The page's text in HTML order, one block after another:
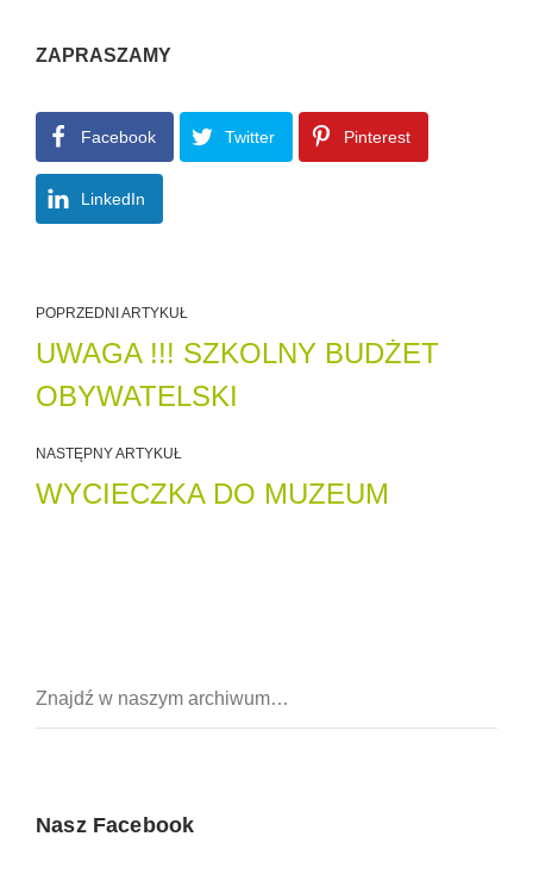
ZAPRASZAMY
Facebook Twitter Pinterest
LinkedIn
POPRZEDNI ARTYKUŁ
UWAGA !!! SZKOLNY BUDŻET
OBYWATELSKI
NASTĘPNY ARTYKUŁ
WYCIECZKA DO MUZEUM
Nasz Facebook